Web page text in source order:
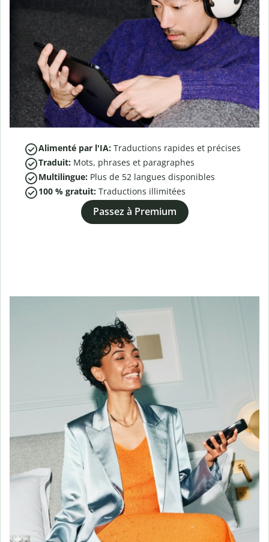
Alimenté par l'IA: Traductions rapides et précises
Traduit: Mots, phrases et paragraphes
Multilingue: Plus de 52 langues disponibles
100 % gratuit: Traductions illimitées
Passez à Premium